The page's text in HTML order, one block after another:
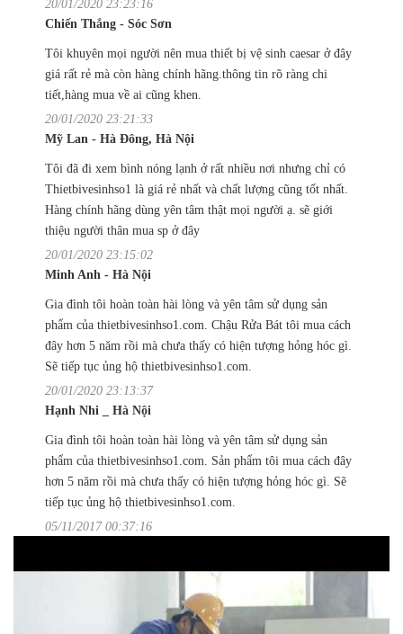
20/01/2020 23:23:16
Chiến Thắng - Sóc Sơn
Tôi khuyên mọi người nên mua thiết bị vệ sinh caesar ở đây
giá rất rẻ mà còn hàng chính hãng.thông tin rõ ràng chi
tiết,hàng mua về ai cũng khen.
20/01/2020 23:21:33
Mỹ Lan - Hà Đông, Hà Nội
Tôi đã đi xem bình nóng lạnh ở rất nhiều nơi nhưng chỉ có
Thietbivesinhso1 là giá rẻ nhất và chất lượng cũng tốt nhất.
Hàng chính hãng dùng yên tâm thật mọi người ạ. sẽ giới
thiệu người thân mua sp ở đây
20/01/2020 23:15:02
Minh Anh - Hà Nội
Gia đình tôi hoàn toàn hài lòng và yên tâm sử dụng sản
phẩm của thietbivesinhso1.com. Chậu Rửa Bát tôi mua cách
đây hơn 5 năm rồi mà chưa thấy có hiện tượng hỏng hóc gì.
Sẽ tiếp tục ủng hộ thietbivesinhso1.com.
20/01/2020 23:13:37
Hạnh Nhi _ Hà Nội
Gia đình tôi hoàn toàn hài lòng và yên tâm sử dụng sản
phẩm của thietbivesinhso1.com. Sản phẩm tôi mua cách đây
hơn 5 năm rồi mà chưa thấy có hiện tượng hỏng hóc gì. Sẽ
tiếp tục ủng hộ thietbivesinhso1.com.
05/11/2017 00:37:16